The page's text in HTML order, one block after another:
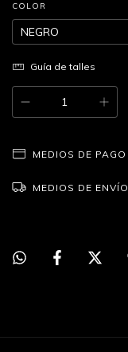
COLOR
Guía de talles
MEDIOS DE PAGO
MEDIOS DE ENVÍO